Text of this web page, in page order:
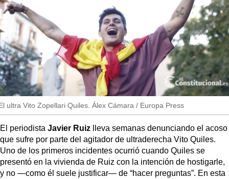
MUNICIPIOS
ultra Vito Zopellari Quiles. Álex Cámara / Europa Press
El periodista Javier Ruiz
lleva semanas denunciando el acoso
que sufre por parte del agitador de ultraderecha Vito Quiles.
Uno de los primeros incidentes ocurrió cuando Quiles se
presentó en la vivienda de Ruiz con la intención de hostigarle,
y no —como él suele justificar— de “hacer preguntas”. En esta